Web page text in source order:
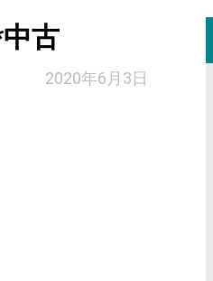
古
2020年6月3日